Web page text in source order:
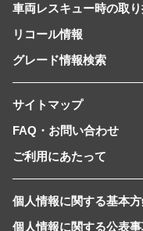
車両レスキュー時の取
リコール情報
グレード情報検索
サイトマップ
FAQ・お問い合わせ
ご利用にあたって
個人情報に関する基本
個人情報に関する公表